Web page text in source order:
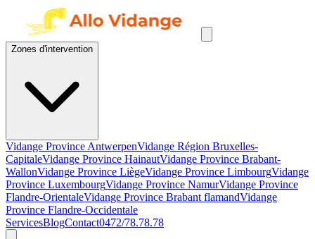
Zones d'intervention
Vidange Province AntwerpenVidange Région Bruxelles-
CapitaleVidange Province HainautVidange Province Brabant-
WallonVidange Province LiègeVidange Province LimbourgVidange
Province LuxembourgVidange Province NamurVidange Province
Flandre-OrientaleVidange Province Brabant flamandVidange
Province Flandre-Occidentale
ServicesBlogContact0472/78.78.78